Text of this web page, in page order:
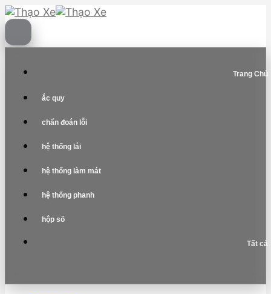
Skip
to
content
Trang Chủ
ắc quy
chẩn đoán lỗi
hệ thống lái
hệ thống làm mát
hệ thống phanh
hộp số
Tất cả